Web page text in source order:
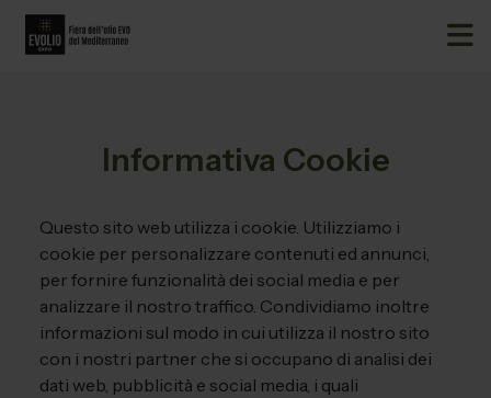
Informativa Cookie
Questo sito web utilizza i cookie. Utilizziamo i
cookie per personalizzare contenuti ed annunci,
per fornire funzionalità dei social media e per
analizzare il nostro traffico. Condividiamo inoltre
informazioni sul modo in cui utilizza il nostro sito
con i nostri partner che si occupano di analisi dei
dati web, pubblicità e social media, i quali